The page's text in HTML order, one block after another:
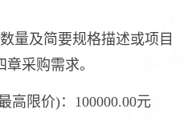
及简要规格描述或项目
采购需求。
限价)：100000.00元